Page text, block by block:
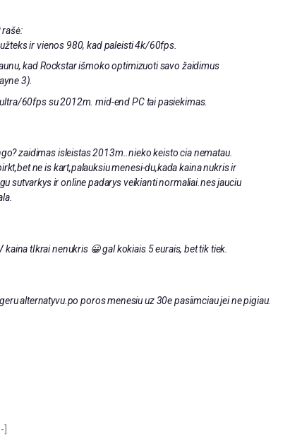
rašė:
ir vienos 980, kad paleisti 4k/60fps.
kad Rockstar išmoko optimizuoti savo žaidimus
3).
60fps su 2012m. mid-end PC tai pasiekimas.
zaidimas isleistas 2013m..nieko keisto cia nematau.
ne is kart,palauksiu menesi-du,kada kaina nukris ir
sutvarkys ir online padarys veikianti normaliai.nes jauciu
kaina tIkrai nenukris 😀 gal kokiais 5 eurais, bet tik tiek.
alternatyvu.po poros menesiu uz 30e pasiimciau jei ne pigiau.